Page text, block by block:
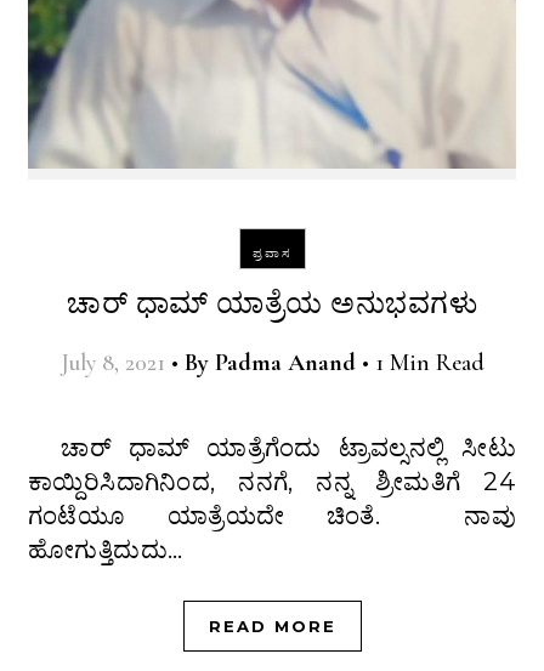
ಪ್ರವಾಸ
ಚಾರ್‌ ಧಾಮ್‌ ಯಾತ್ರೆಯ ಅನುಭವಗಳು
July 8, 2021 • By Padma Anand • 1 Min Read
ಚಾರ್‌ ಧಾಮ್‌ ಯಾತ್ರೆಗೆಂದು ಟ್ರಾವಲ್ಸನಲ್ಲಿ ಸೀಟು
ಕಾಯ್ದಿರಿಸಿದಾಗಿನಿಂದ, ನನಗೆ, ನನ್ನ ಶ್ರೀಮತಿಗೆ 24
ಗಂಟೆಯೂ ಯಾತ್ರೆಯದೇ ಚಿಂತೆ. ನಾವು
ಹೋಗುತ್ತಿದುದು…
READ MORE